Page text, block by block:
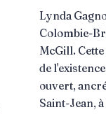
Lynda
Colombie-
McGill.
de
ouvert,
Saint-Jean,